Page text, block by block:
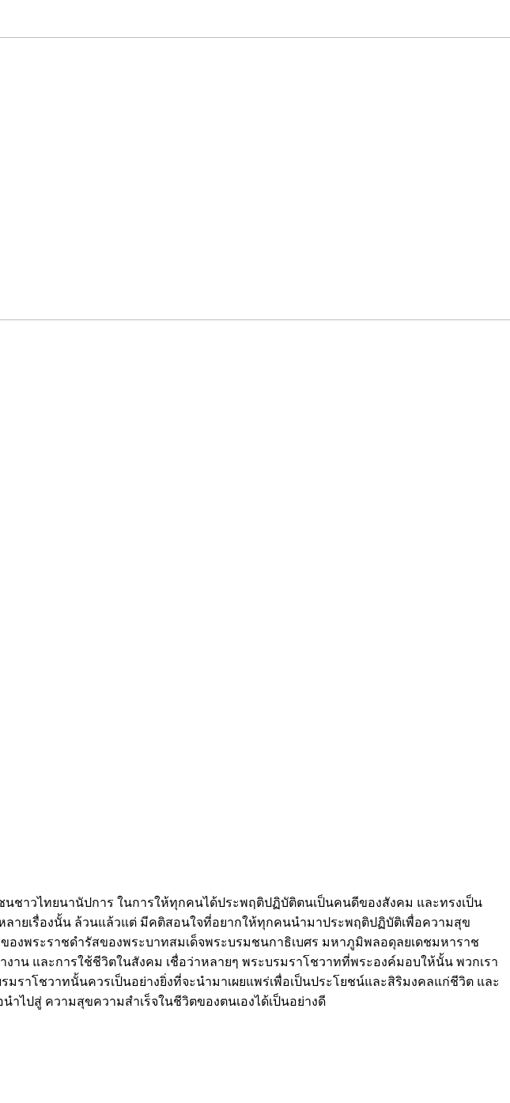
ชาวไทยนานัปการ ในการให้ทุกคนได้ประพฤติปฏิบัติตนเป็นคนดีของสังคม และทรงเป็น
ายเรื่องนั้น ล้วนแล้วแต่ มีคติสอนใจที่อยากให้ทุกคนนำมาประพฤติปฏิบัติเพื่อความสุข
งพระราชดำรัสของพระบาทสมเด็จพระบรมชนกาธิเบศร มหาภูมิพลอดุลยเดชมหาราช
น และการใช้ชีวิตในสังคม เชื่อว่าหลายๆ พระบรมราโชวาทที่พระองค์มอบให้นั้น พวกเรา
าโชวาทนั้นควรเป็นอย่างยิ่งที่จะนำมาเผยแพร่เพื่อเป็นประโยชน์และสิริมงคลแก่ชีวิต และ
ไปสู่ ความสุขความสำเร็จในชีวิตของตนเองได้เป็นอย่างดี